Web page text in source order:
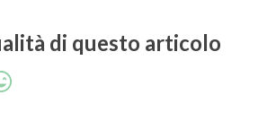
di questo articolo